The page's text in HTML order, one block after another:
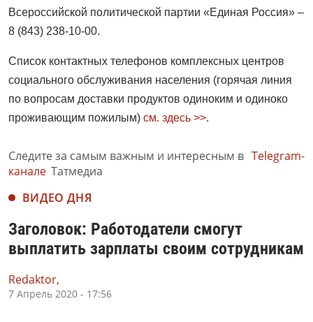
Всероссийской политической партии «Единая Россия» –
8 (843) 238-10-00.
Список контактных телефонов комплексных центров
социального обслуживания населения (горячая линия
по вопросам доставки продуктов одиноким и одиноко
проживающим пожилым) см. здесь >>.
Следите за самым важным и интересным в Telegram-
канале Татмедиа
ВИДЕО ДНЯ
Заголовок: Работодатели смогут
выплатить зарплаты своим сотрудникам
Redaktor,
7 Апрель 2020 - 17:56